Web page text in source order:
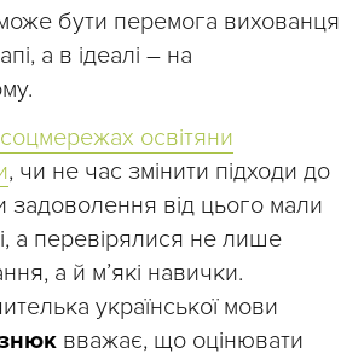
бути перемога вихованця
а в ідеалі – на
соцмережах освітяни
, чи не час змінити підходи до
задоволення від цього мали
а перевірялися не лише
а й м’які навички.
української мови
вважає, що оцінювати